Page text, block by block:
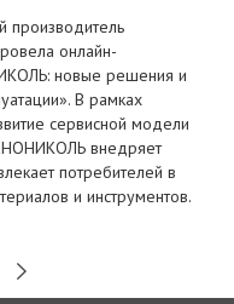
онлайн-
новые решения и
В рамках
сервисной модели
внедряет
потребителей в
и инструментов.